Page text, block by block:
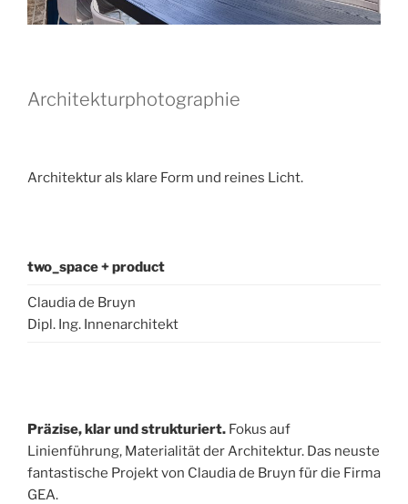
Architekturphotographie
Architektur als klare Form und reines Licht.
two_space + product
Claudia de Bruyn
Dipl. Ing. Innenarchitekt
Präzise, klar und strukturiert. Fokus auf
Linienführung, Materialität der Architektur. Das neuste
fantastische Projekt von Claudia de Bruyn für die Firma
GEA.